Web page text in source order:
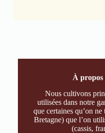
À propos
Nous cultivons
utilisées dans notre
que certaines qu’on
Bretagne) que l’on
(cassis,